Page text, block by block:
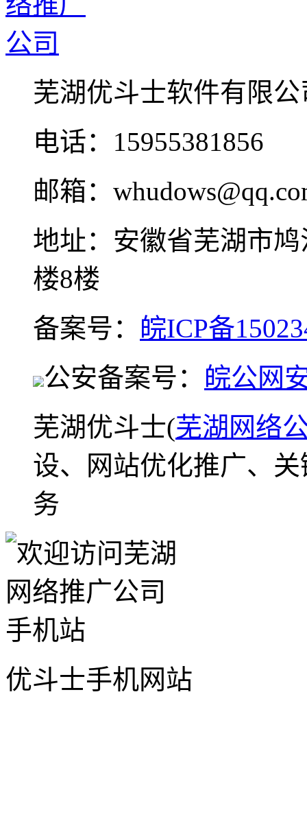
芜湖优斗士软件有限公
电话：15955381856
邮箱：
地址：安徽省芜湖市
楼8楼
备案号： 皖ICP备
公安备案号： 皖公网
芜湖优斗士(芜湖网络
设、网站优化推广、
务
优斗士手机网站